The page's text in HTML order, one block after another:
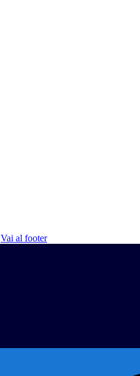
Vai al footer